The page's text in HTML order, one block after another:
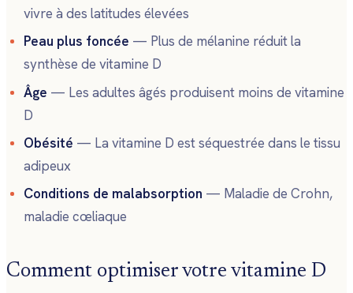
vivre à des latitudes élevées
Peau plus foncée — Plus de mélanine réduit la
synthèse de vitamine D
Âge — Les adultes âgés produisent moins de vitamine
D
Obésité — La vitamine D est séquestrée dans le tissu
adipeux
Conditions de malabsorption — Maladie de Crohn,
maladie cœliaque
Comment optimiser votre vitamine D